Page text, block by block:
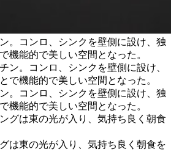
。コンロ、シンクを壁側に設け、独
機能的で美しい空間となった。
。コンロ、シンクを壁側に設け、独
機能的で美しい空間となった。
は東の光が入り、気持ち良く朝食を